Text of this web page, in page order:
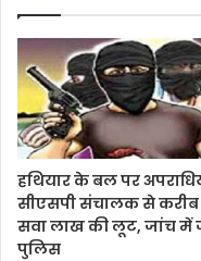
हथियार के बल पर
सीएसपी संचालक से करीब
सवा लाख की लूट, जांच में
पुलिस